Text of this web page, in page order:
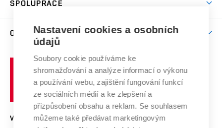
Brno
Celoživotní vzdělávání
E-přihláška
Závěrečné práce
Doktorské studium
Studium bez bariér
Podpora podnikání
Mezinárodní vědecká rada
Systém zajišťování kvality výzkumu
Výzkumné infrastruktury
Transfer znalostí
Open Science
Projekty
SPOLUPRÁCE
Zahraniční spolupráce
Spolupráce se školami
Služby univerzity
Mezinárodní dohody
Univerzitní sítě
O UNIVERZITĚ
Profil univerzity
Udržitelná univerzita
Podnikavá univerzita / ContriBUTe
Bezpečná univerzita
Vyznamenání
učení
technické
VYSOKÉ UČENÍ TECHNICKÉ V BRNĚ
Nastavení cookies a osobních
údajů
Soubory cookie používáme ke
shromažďování a analýze informací o výkonu
a používání webu, zajištění fungování funkcí
ze sociálních médií a ke zlepšení a
přizpůsobení obsahu a reklam. Se souhlasem
můžeme také předávat marketingovým